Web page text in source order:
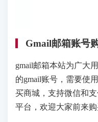
Gmail邮箱账号
gmail邮箱本站为广大
的gmail账号，需要使
买商城，支持微信和
平台，欢迎大家前来购